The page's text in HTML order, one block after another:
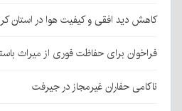
کاهش دید افقی و کیفیت هوا در استان
فراخوان برای حفاظت فوری از میراث
ناکامی حفاران غیرمجاز در جیرفت